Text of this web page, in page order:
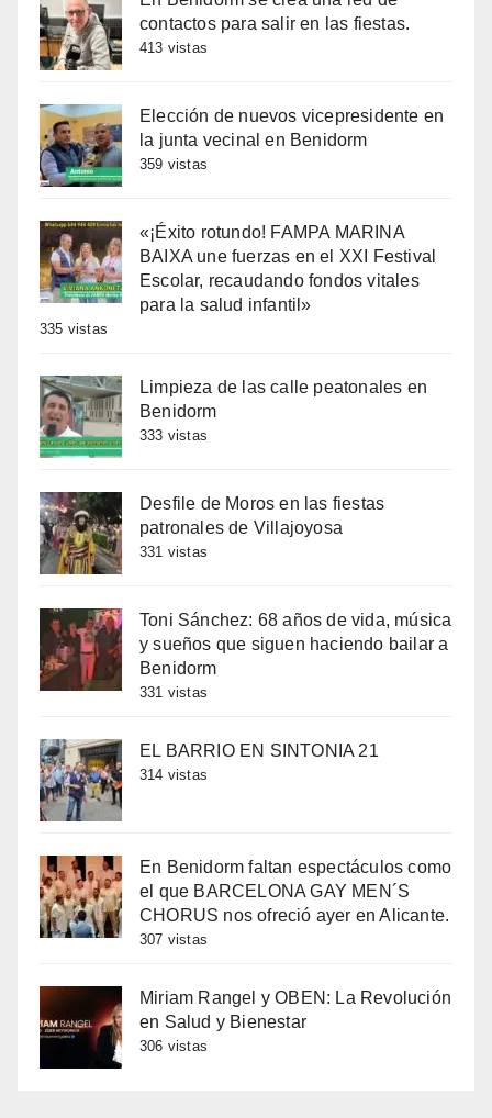
contactos para salir en las fiestas.
413 vistas
Elección de nuevos vicepresidente en
la junta vecinal en Benidorm
359 vistas
«¡Éxito rotundo! FAMPA MARINA
BAIXA une fuerzas en el XXI Festival
Escolar, recaudando fondos vitales
para la salud infantil»
335 vistas
Limpieza de las calle peatonales en
Benidorm
333 vistas
Desfile de Moros en las fiestas
patronales de Villajoyosa
331 vistas
Toni Sánchez: 68 años de vida, música
y sueños que siguen haciendo bailar a
Benidorm
331 vistas
EL BARRIO EN SINTONIA 21
314 vistas
En Benidorm faltan espectáculos como
el que BARCELONA GAY MEN´S
CHORUS nos ofreció ayer en Alicante.
307 vistas
Miriam Rangel y OBEN: La Revolución
en Salud y Bienestar
306 vistas